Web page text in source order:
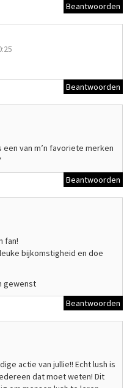
Beantwoorden
Beantwoorden
van m’n favoriete merken
Beantwoorden
fan!
bijkomstigheid en doe
gewenst
Beantwoorden
actie van jullie!! Echt lush is
dat moet weten! Dit